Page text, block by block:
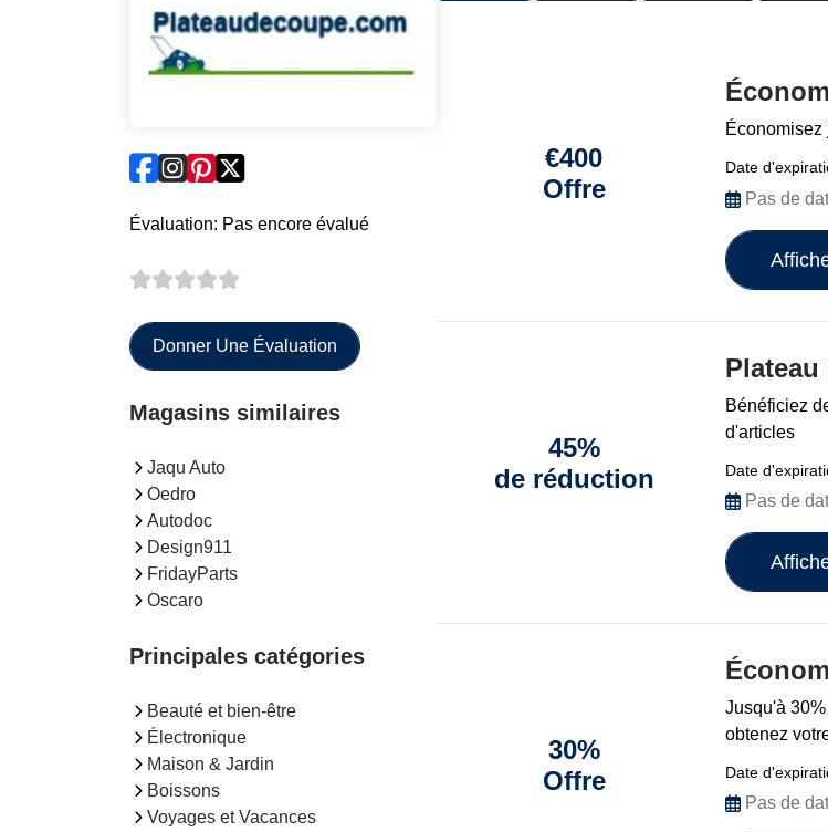
Évaluation: Pas encore évalué
Donner Une Évaluation
Magasins similaires
Jaqu Auto
Oedro
Autodoc
Design911
FridayParts
Oscaro
Principales catégories
Beauté et bien-être
Électronique
Maison & Jardin
Boissons
Voyages et Vacances
€400
Offre
Date
Pas de
45%
de réduction
Bénéficiez
d'articles
Date
Pas de
30%
Offre
Jusqu'à
obtenez
Date
Pas de